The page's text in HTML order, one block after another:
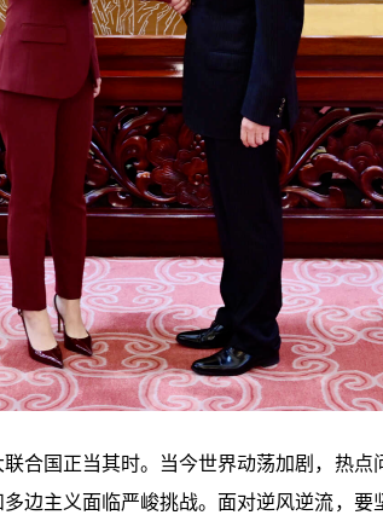
合国正当其时。当今世界动荡加剧，热
边主义面临严峻挑战。面对逆风逆流，